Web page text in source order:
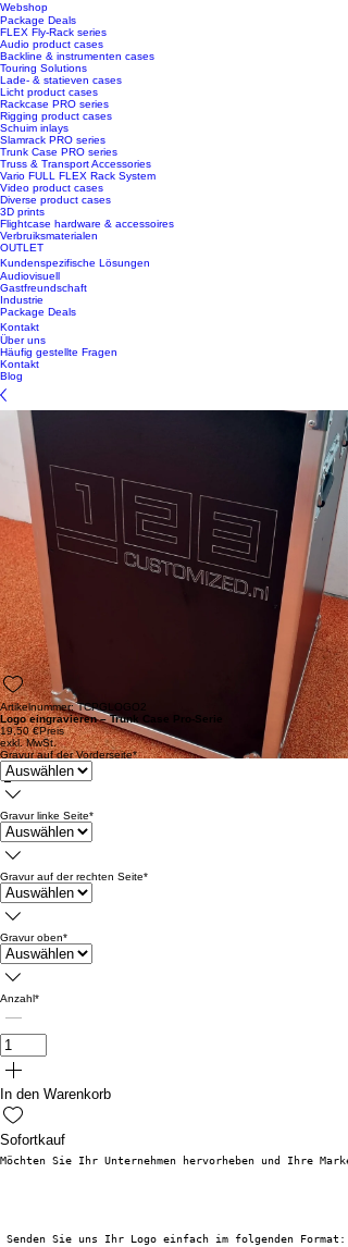
Webshop
Package Deals
FLEX Fly-Rack series
Audio product cases
Backline & instrumenten cases
Touring Solutions
Lade- & statieven cases
Licht product cases
Rackcase PRO series
Rigging product cases
Schuim inlays
Slamrack PRO series
Trunk Case PRO series
Truss & Transport Accessories
Vario FULL FLEX Rack System
Video product cases
Diverse product cases
3D prints
Flightcase hardware & accessoires
Verbruiksmaterialen
OUTLET
Kundenspezifische Lösungen
Audiovisuell
Gastfreundschaft
Industrie
Package Deals
Kontakt
Über uns
Häufig gestellte Fragen
Kontakt
Blog
Artikelnummer: TCPGLOGO2
Logo eingravieren – Trunk Case Pro-Serie
19,50 €Preis
exkl. MwSt.
Gravur auf der Vorderseite*
Gravur linke Seite*
Gravur auf der rechten Seite*
Gravur oben*
Anzahl*
In den Warenkorb
Sofortkauf
Möchten Sie Ihr Unternehmen hervorheben und Ihre
Senden Sie uns Ihr Logo einfach im folgenden Format: